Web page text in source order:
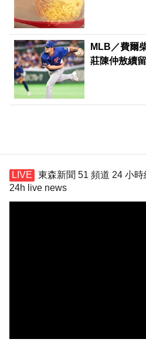
MLB／費爾
莊陳仲敖續
東森新聞 51 頻道 24 小
24h live news